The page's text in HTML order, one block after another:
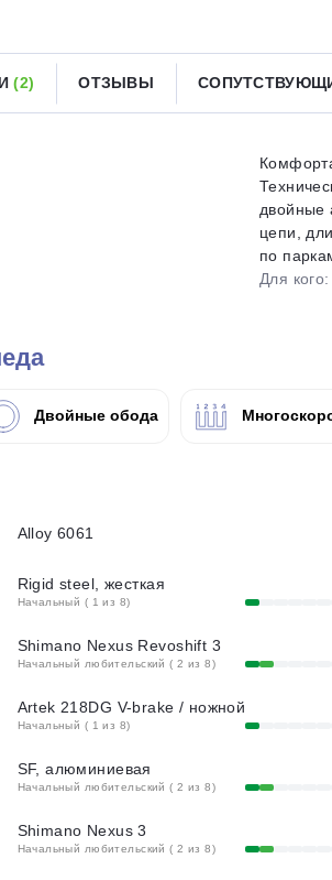
(2) ОТЗЫВЫ
двойные
цепи,
по
Для
Двойные обода
Alloy 6061
Rigid steel, жесткая
Начальный ( 1 из 8)
Shimano Nexus Revoshift 3
Начальный любительский ( 2 из 8)
Artek 218DG V-brake / ножной
Начальный ( 1 из 8)
SF, алюминиевая
Начальный любительский ( 2 из 8)
Shimano Nexus 3
Начальный любительский ( 2 из 8)
Подробнееоб
недели